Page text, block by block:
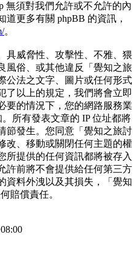
無須對我們允許或不允許的內
更多有關 phpBB 的資訊，
。
具威脅性、攻擊性、不雅、猥
風俗、或其他違反「覺知之旅
公法之文字、圖片或任何形式
了以上的規定，我們將會立即
要的情況下，您的網路服務業
所有發表文章的 IP 位址都將
節發生。您同意「覺知之旅討
改、移動或關閉任何主題的權
所提供的任何資訊都將被存入
許前將不會提供給任何第三方
資料外洩以及其損失，「覺知
賠償責任。